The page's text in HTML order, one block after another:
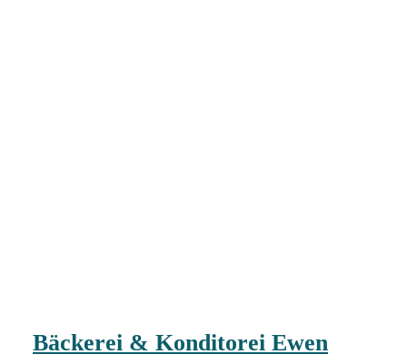
Bäckerei & Konditorei Ewen